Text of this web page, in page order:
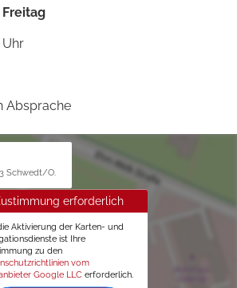
Freitag
Uhr
Absprache
Schwedt/O.
erforderlich
Aktivierung der Karten- und
ist Ihre
zu den
vom
Google LLC erforderlich.